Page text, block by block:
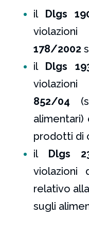
il Dlgs
178/2002
il Dlgs
852/04
alimentari)
prodotti di
il Dlgs
violazioni
relativo
sugli